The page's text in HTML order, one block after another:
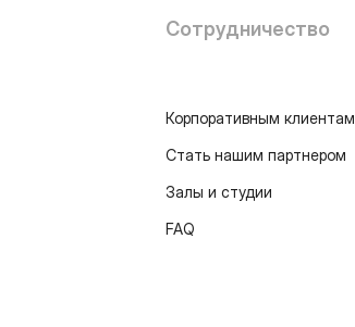
Сотрудничество
Корпоративным клиентам
Стать нашим партнером
Залы и студии
FAQ